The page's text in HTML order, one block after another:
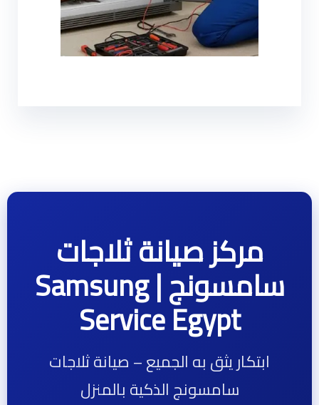
مركز صيانة ثلاجات
سامسونج | Samsung
Service Egypt
ابتكار يثق به الجميع – صيانة ثلاجات
سامسونج الذكية بالمنزل